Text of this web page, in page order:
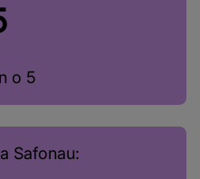
o 5
Safonau: